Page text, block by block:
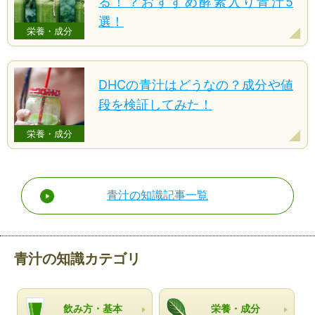
栄養・成分
選！
栄養・成分
DHCの青汁はどうなの？成分や値
段を検証してみた！
青汁の知識記事一覧
青汁の知識カテゴリ
飲み方・基本 栄養・成分